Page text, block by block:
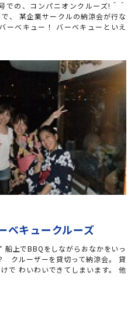
での、コンパニオンクルーズ!＾＾
、 某企業サークルの納涼会が行な
ベキュー！ バーベキューといえ
ベキュークルーズ
船上でBBQをしながらおなかをいっ
クルーザーを貸切って納涼会。 貸
で わいわいできてしまいます。 他